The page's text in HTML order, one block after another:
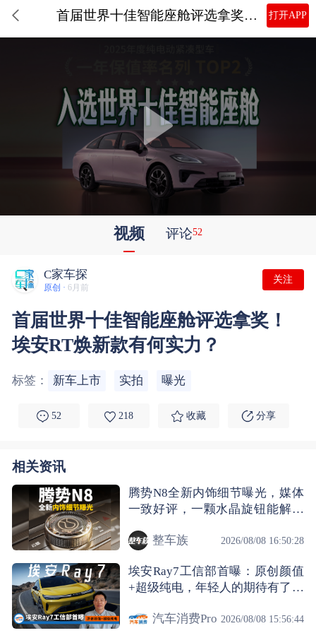
首届世界十佳智能座舱评选拿奖！埃安RT焕新款有何实力？ 打开APP
视频 评论52
C家车探
原创 · 6月前
关注
首届世界十佳智能座舱评选拿奖！
埃安RT焕新款有何实力？
标签： 新车上市 实拍 曝光
52 218 收藏 分享
相关资讯
腾势N8全新内饰细节曝光，媒体
一致好评，一颗水晶旋钮能解读
整车族
2026/08/08 16:50:28
埃安Ray7工信部首曝：原创颜值
+超级纯电，年轻人的期待有了着
汽车消费Pro 2026/08/08 15:56:44